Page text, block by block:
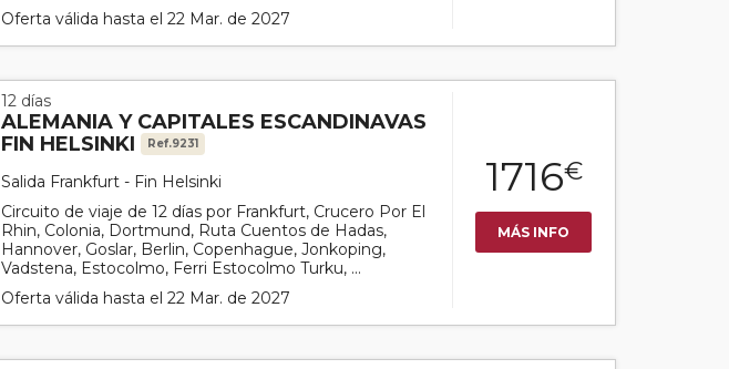
Oferta válida hasta el 22 Mar. de 2027
12 días
ALEMANIA Y CAPITALES ESCANDINAVAS
FIN HELSINKI
Ref.9231
Salida Frankfurt - Fin Helsinki
Circuito de viaje de 12 días por Frankfurt, Crucero Por El
Rhin, Colonia, Dortmund, Ruta Cuentos de Hadas,
Hannover, Goslar, Berlin, Copenhague, Jonkoping,
Vadstena, Estocolmo, Ferri Estocolmo Turku, ...
Oferta válida hasta el 22 Mar. de 2027
1716€
MÁS INFO